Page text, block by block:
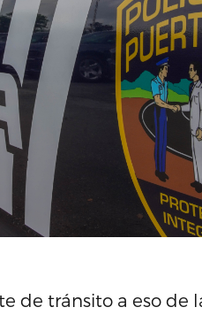
de tránsito a eso de